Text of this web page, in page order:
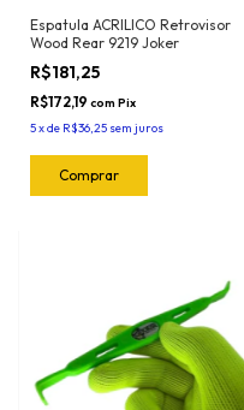
Espatula ACRILICO Retrovisor
Wood Rear 9219 Joker
R$181,25
R$172,19 com Pix
5xde R$36,25 sem juros